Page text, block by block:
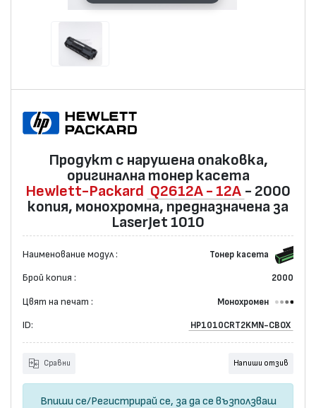
Продукт с нарушена опаковка,
оригинална тонер касета
Hewlett-Packard Q2612A - 12A - 2000
копия, монохромна, предназначена за
LaserJet 1010
Наименование модул : Тонер касета
Брой копия : 2000
Цвят на печат : Монохромен
ID: HP1010CRT2KMN-CBOX
Сравни Напиши отзив
Впиши се/Регистрирай се, за да се възползваш